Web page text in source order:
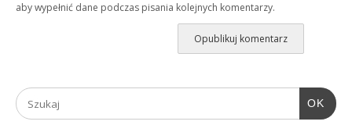
aby wypełnić dane podczas pisania kolejnych komentarzy.
OK